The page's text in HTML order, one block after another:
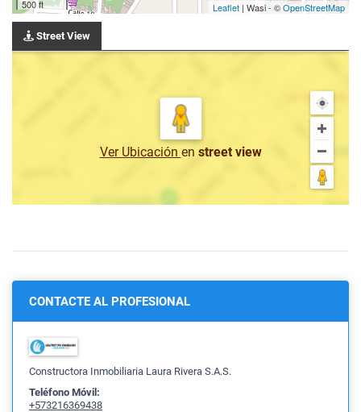
500 ft Leaflet | Wasi - ©OpenStreetMap
Street View
Ver Ubicación en street view
CONTACTE AL PROFESIONAL
Constructora Inmobiliaria Laura Rivera S.A.S.
Teléfono Móvil:
+573216369438